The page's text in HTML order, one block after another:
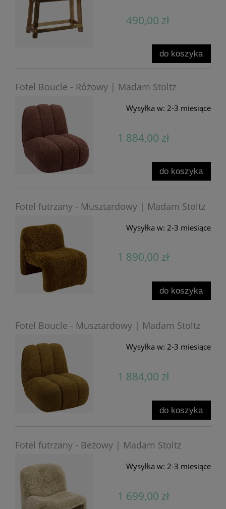
490,00 zł
do koszyka
Fotel Boucle - Różowy | Madam Stoltz
Wysyłka w: 2-3 miesiące
1 884,00 zł
do koszyka
Fotel futrzany - Musztardowy | Madam Stoltz
Wysyłka w: 2-3 miesiące
1 890,00 zł
do koszyka
Fotel Boucle - Musztardowy | Madam Stoltz
Wysyłka w: 2-3 miesiące
1 884,00 zł
do koszyka
Fotel futrzany - Beżowy | Madam Stoltz
Wysyłka w: 2-3 miesiące
1 699,00 zł